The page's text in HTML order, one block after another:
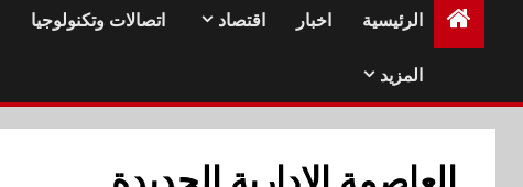
الرئيسية اخبار اقتصاد اتصالات وتكنولوجيا
المزيد